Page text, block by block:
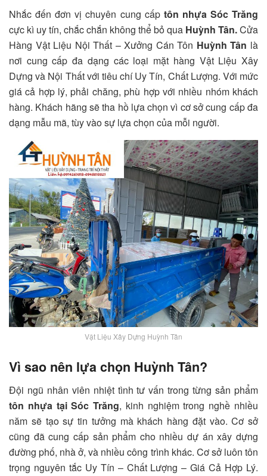
Nhắc đến đơn vị chuyên cung cấp tôn nhựa Sóc Trăng
cực kì uy tín, chắc chắn không thể bỏ qua Huỳnh Tân.Cửa
Hàng Vật Liệu Nội Thất – Xưởng Cán Tôn Huỳnh Tân là
nơi cung cấp đa dạng các loại mặt hàng Vật Liệu Xây
Dựng và Nội Thất với tiêu chí Uy Tín, Chất Lượng. Với mức
giá cả hợp lý, phải chăng, phù hợp với nhiều nhóm khách
hàng. Khách hãng sẽ tha hồ lựa chọn vì cơ sở cung cấp đa
dạng mẫu mã, tùy vào sự lựa chọn của mỗi người.
Vật Liệu Xây Dựng Huỳnh Tân
Vì sao nên lựa chọn Huỳnh Tân?
Đội ngũ nhân viên nhiệt tình tư vấn trong từng sản phẩm
tôn nhựa tại Sóc Trăng, kinh nghiệm trong nghề nhiều
năm sẽ tạo sự tin tưởng mà khách hàng đặt vào.Cơ sở
cũng đã cung cấp sản phẩm cho nhiều dự án xây dựng
đường phố, nhà ở, và nhiều công trình khác. Cơ sở luôn tôn
trọng nguyên tắc Uy Tín – Chất Lượng – Giá Cả Hợp Lý.